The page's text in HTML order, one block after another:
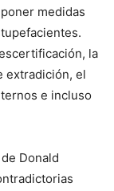
medidas
la
extradición, el
e incluso
Donald